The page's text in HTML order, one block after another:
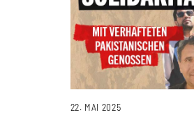
22. MAI 2025